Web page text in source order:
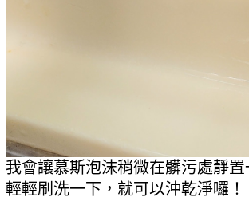
我會讓慕斯泡沫稍微在髒污處靜
輕輕刷洗一下，就可以沖乾淨囉！